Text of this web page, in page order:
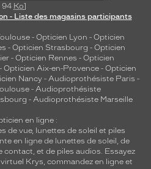
94 Ko]
- Liste des magasins participants
- Opticien Lyon - Opticien
- Opticien Strasbourg - Opticien
- Opticien Rennes - Opticien
- Opticien Aix-en-Provence - Opticien
Nancy - Audioprothésiste Paris -
- Audioprothésiste
- Audioprothésiste Marseille
en ligne :
de vue, lunettes de soleil et piles
en ligne de lunettes de soleil, de
contact, et de piles audios. Essayez
Krys, commandez en ligne et